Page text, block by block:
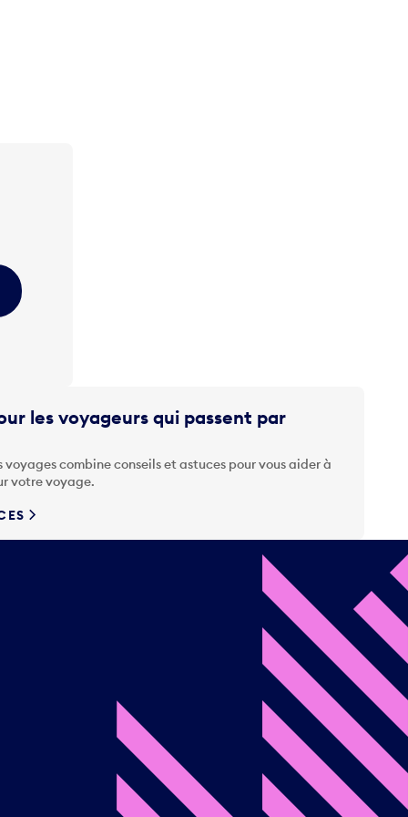
les voyageurs qui passent par
combine conseils et astuces pour vous aider à
votre voyage.